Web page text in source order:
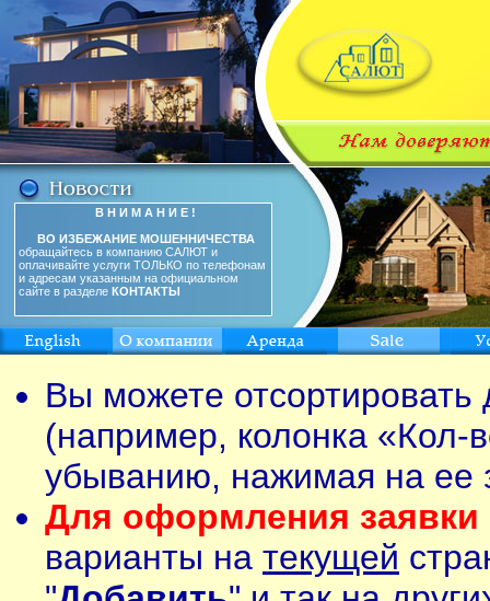
В Н И М А Н И Е !
ВО ИЗБЕЖАНИЕ МОШЕННИЧЕСТВА
обращайтесь в компанию САЛЮТ и
оплачивайте услуги ТОЛЬКО по телефонам
и адресам указанным на официальном
сайте в разделе КОНТАКТЫ
Вы можете
(например, колонка «Кол-
убыванию, нажимая на ее
Для оформления заявки
варианты на текущей